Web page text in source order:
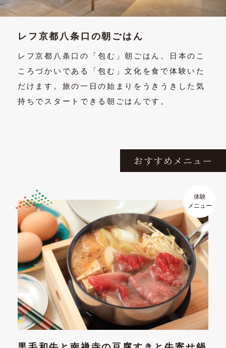
レフ京都八条口の朝ごはん
レフ京都八条口の「包む」朝ごはん。日本のこ
ころづかいである「包む」文化を食で体験いた
だけます。 旅の一日の始まりをうきうきした気
持ちでスタートできる朝ごはんです。
おすすめメニュー
体験
メニュー